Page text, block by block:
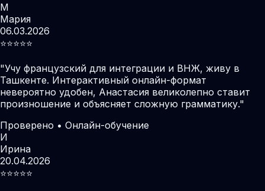
М
Мария
06.03.2026
⭐️⭐️⭐️⭐️⭐️
"Учу французский для интеграции и ВНЖ, живу в
Ташкенте. Интерактивный онлайн-формат
невероятно удобен, Анастасия великолепно ставит
произношение и объясняет сложную грамматику."
Проверено • Онлайн-обучение
И
Ирина
20.04.2026
⭐️⭐️⭐️⭐️⭐️